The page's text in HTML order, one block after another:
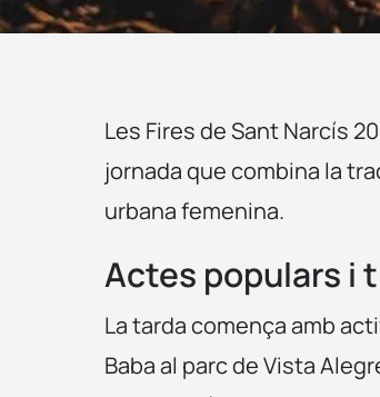
Les Fires de Sant Narcís
jornada que combina la
urbana femenina.
Actes populars i
La tarda comença amb
Baba al parc de Vista